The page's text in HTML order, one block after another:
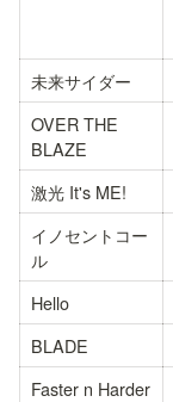
未来サイダー
OVER THE
BLAZE
激光 It's ME!
イノセントコー
ル
Hello
BLADE
Faster n Harder